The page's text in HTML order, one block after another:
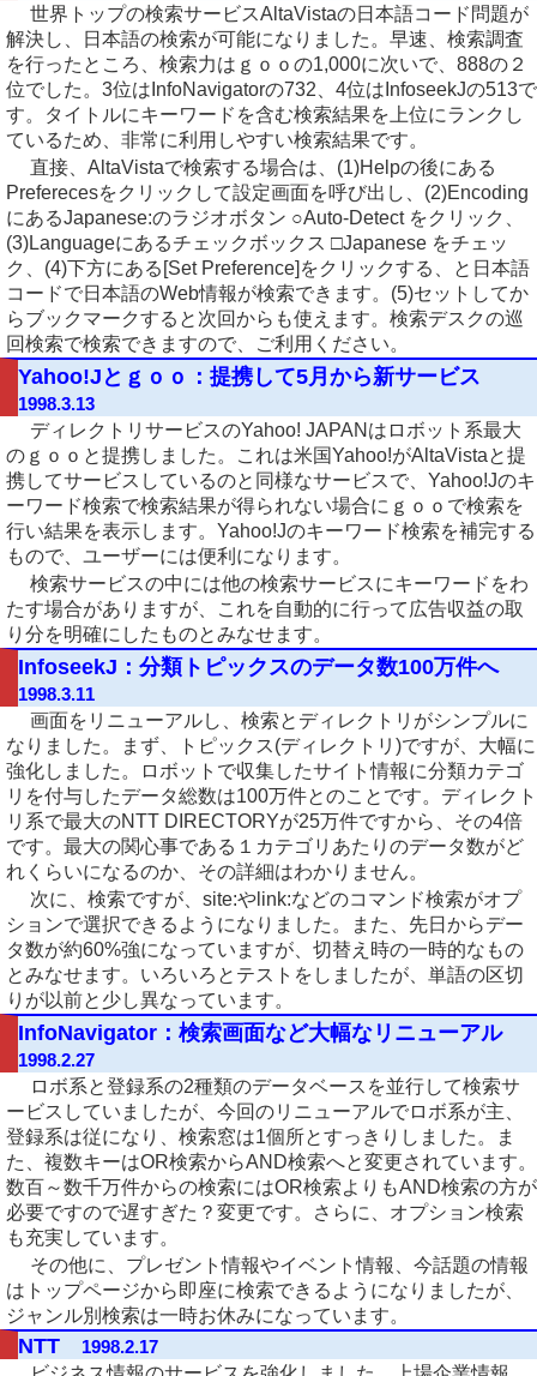
世界トップの検索サービスAltaVistaの日本語コード問題が
解決し、日本語の検索が可能になりました。早速、検索調査
を行ったところ、検索力はｇｏｏの1,000に次いで、888の２
位でした。3位はInfoNavigatorの732、4位はInfoseekJの513で
す。タイトルにキーワードを含む検索結果を上位にランクし
ているため、非常に利用しやすい検索結果です。
直接、AltaVistaで検索する場合は、(1)Helpの後にある
Preferecesをクリックして設定画面を呼び出し、(2)Encoding
にあるJapanese:のラジオボタン ○Auto-Detect をクリック、
(3)Languageにあるチェックボックス □Japanese をチェッ
ク、(4)下方にある[Set Preference]をクリックする、と日本語
コードで日本語のWeb情報が検索できます。(5)セットしてか
らブックマークすると次回からも使えます。検索デスクの巡
回検索で検索できますので、ご利用ください。
Yahoo!Jとｇｏｏ：提携して5月から新サービス
1998.3.13
ディレクトリサービスのYahoo! JAPANはロボット系最大
のｇｏｏと提携しました。これは米国Yahoo!がAltaVistaと提
携してサービスしているのと同様なサービスで、Yahoo!Jのキ
ーワード検索で検索結果が得られない場合にｇｏｏで検索を
行い結果を表示します。Yahoo!Jのキーワード検索を補完する
もので、ユーザーには便利になります。
検索サービスの中には他の検索サービスにキーワードをわ
たす場合がありますが、これを自動的に行って広告収益の取
り分を明確にしたものとみなせます。
InfoseekJ：分類トピックスのデータ数100万件へ
1998.3.11
画面をリニューアルし、検索とディレクトリがシンプルに
なりました。まず、トピックス(ディレクトリ)ですが、大幅に
強化しました。ロボットで収集したサイト情報に分類カテゴ
リを付与したデータ総数は100万件とのことです。ディレクト
リ系で最大のNTT DIRECTORYが25万件ですから、その4倍
です。最大の関心事である１カテゴリあたりのデータ数がど
れくらいになるのか、その詳細はわかりません。
次に、検索ですが、site:やlink:などのコマンド検索がオプ
ションで選択できるようになりました。また、先日からデー
タ数が約60%強になっていますが、切替え時の一時的なもの
とみなせます。いろいろとテストをしましたが、単語の区切
りが以前と少し異なっています。
InfoNavigator：検索画面など大幅なリニューアル
1998.2.27
ロボ系と登録系の2種類のデータベースを並行して検索サ
ービスしていましたが、今回のリニューアルでロボ系が主、
登録系は従になり、検索窓は1個所とすっきりしました。ま
た、複数キーはOR検索からAND検索へと変更されています。
数百～数千万件からの検索にはOR検索よりもAND検索の方が
必要ですので遅すぎた？変更です。さらに、オプション検索
も充実しています。
その他に、プレゼント情報やイベント情報、今話題の情報
はトップページから即座に検索できるようになりましたが、
ジャンル別検索は一時お休みになっています。
NTT
1998.2.17